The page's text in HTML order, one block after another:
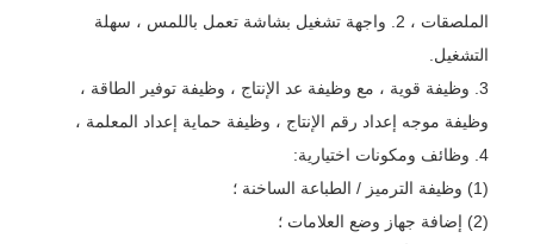
الملصقات ، 2. واجهة تشغيل بشاشة تعمل باللمس ، سهلة
التشغيل.
3. وظيفة قوية ، مع وظيفة عد الإنتاج ، وظيفة توفير الطاقة ،
وظيفة موجه إعداد رقم الإنتاج ، وظيفة حماية إعداد المعلمة ،
4. وظائف ومكونات اختيارية:
(1) وظيفة الترميز / الطباعة الساخنة ؛
(2) إضافة جهاز وضع العلامات ؛